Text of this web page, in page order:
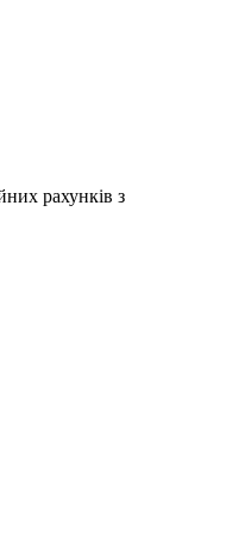
рахунків з